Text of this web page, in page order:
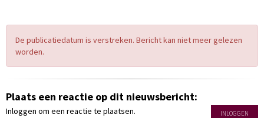
De publicatiedatum is verstreken. Bericht kan niet meer gelezen
worden.
Plaats een reactie op dit nieuwsbericht:
Inloggen om een reactie te plaatsen. INLOGGEN